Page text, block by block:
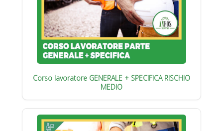
Corso lavoratore GENERALE + SPECIFICA RISCHIO
MEDIO